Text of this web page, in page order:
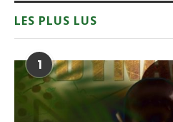
LES PLUS LUS
1